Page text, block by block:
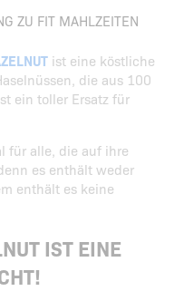
ZU FIT MAHLZEITEN
ist eine köstliche
die aus 100
ein toller Ersatz für
für alle, die auf ihre
es enthält weder
enthält es keine
IST EINE